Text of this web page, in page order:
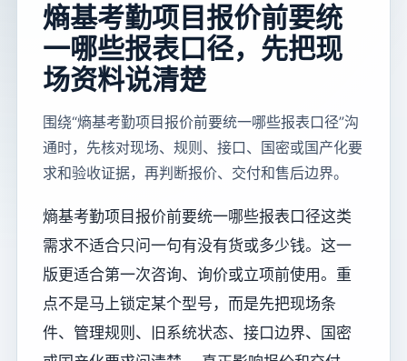
熵基考勤项目报价前要统
一哪些报表口径，先把现
场资料说清楚
围绕“熵基考勤项目报价前要统一哪些报表口径”沟
通时，先核对现场、规则、接口、国密或国产化要
求和验收证据，再判断报价、交付和售后边界。
熵基考勤项目报价前要统一哪些报表口径这类
需求不适合只问一句有没有货或多少钱。这一
版更适合第一次咨询、询价或立项前使用。重
点不是马上锁定某个型号，而是先把现场条
件、管理规则、旧系统状态、接口边界、国密